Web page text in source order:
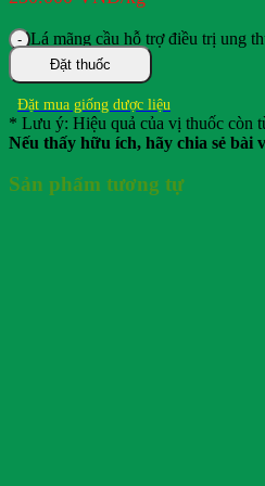
Lá mãng cầu hỗ trợ điều trị ung
Đặt thuốc
Đặt mua giống dược liệu
* Lưu ý: Hiệu quả của vị thuốc còn
Nếu thấy hữu ích, hãy chia sẻ bài
Sản phẩm tương tự